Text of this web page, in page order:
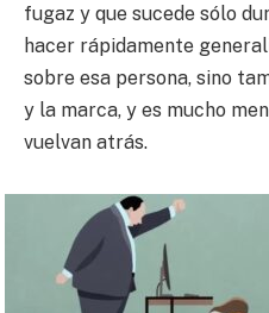
fugaz y que sucede sólo
hacer rápidamente
sobre esa persona, sino
y la marca, y es mucho
vuelvan atrás.